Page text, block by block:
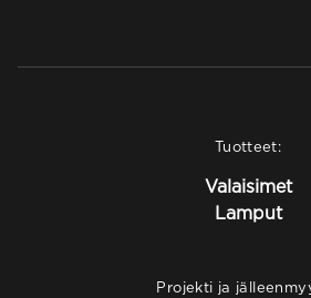
Tuotteet:
Valaisimet
Lamput
Projekti ja